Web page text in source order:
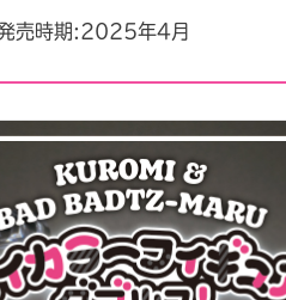
時期:2025年4月